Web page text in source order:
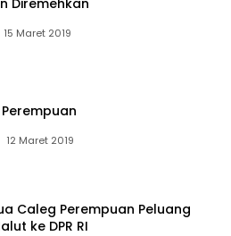
15 Maret 2019
12 Maret 2019
Caleg Perempuan Peluang
ke DPR RI